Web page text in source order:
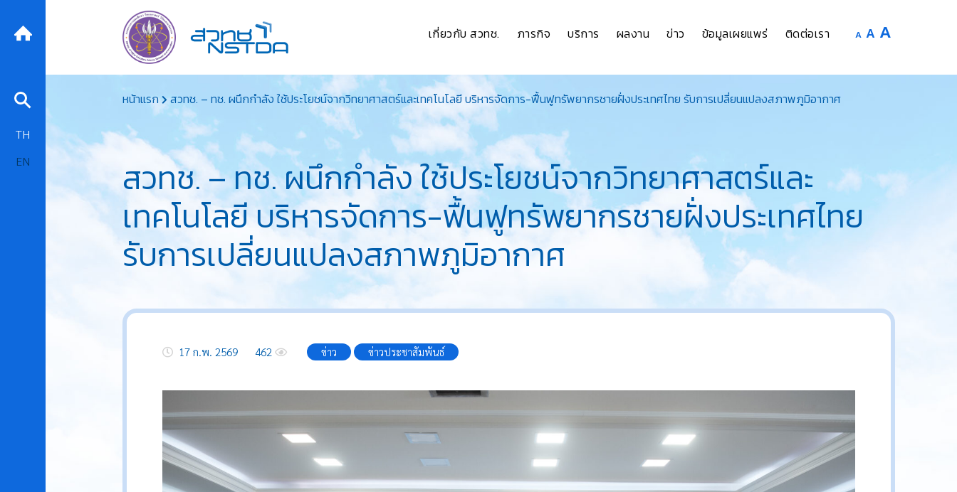
to
content
เกี่ยวกับ สวทช. ภารกิจ บริการ ผลงาน ข่าว ข้อมูลเผยแพร่ ติดต่อเรา A Decrease
A Reset
size.
A
size.
หน้าแรก สวทช. – ทช. ผนึกกำลัง ใช้ประโยชน์จากวิทยาศาสตร์และเทคโนโลยี บริหารจัดการ-ฟื้นฟูทรัพยากรชายฝั่งประเทศไทย รับการเปลี่ยนแปลงสภาพภูมิอากาศ
สวทช. – ทช. ผนึกกำลัง ใช้ประโยชน์จากวิทยาศาสตร์และ
เทคโนโลยี บริหารจัดการ-ฟื้นฟูทรัพยากรชายฝั่งประเทศไทย
รับการเปลี่ยนแปลงสภาพภูมิอากาศ
17 ก.พ. 2569 462 ข่าว ข่าวประชาสัมพันธ์
TH
EN